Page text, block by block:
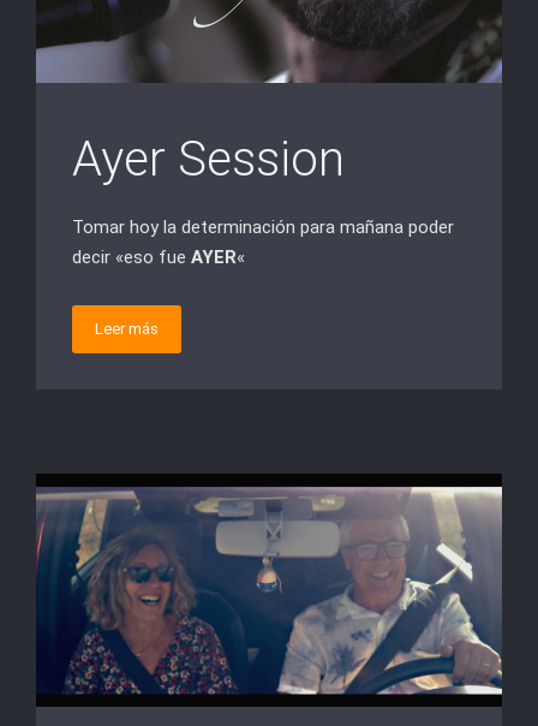
Ayer Session
Tomar hoy la determinación para mañana poder
decir «eso fue AYER«
Leer más